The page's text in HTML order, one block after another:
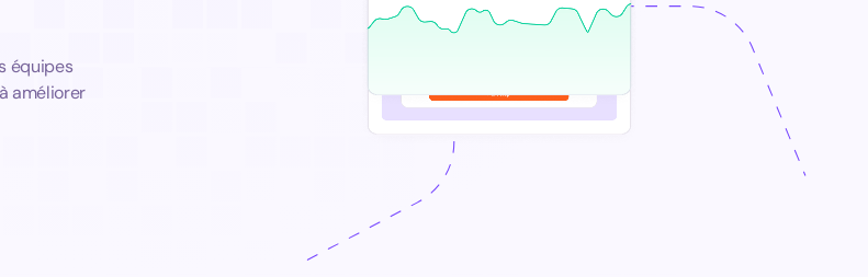
équipes
améliorer